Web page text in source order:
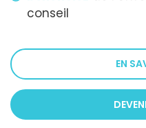
conseil
EN